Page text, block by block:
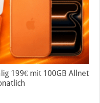
199€ mit 100GB Allnet